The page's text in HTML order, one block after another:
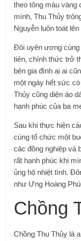
theo tông màu vàng
mình, Thu Thủy
Nguyễn luôn toát
Đôi uyên ương
tiên, chính thức trở
bên gia đình ai ai
một ngày hết sức
Thủy cũng diện áo
hạnh phúc của ba
Sau khi thực hiện
cùng tổ chức một
các đồng nghiệp và
rất hạnh phúc khi
ủng hộ nhiệt tình.
như Ưng Hoàng
Chồng
Chồng Thu Thủy là